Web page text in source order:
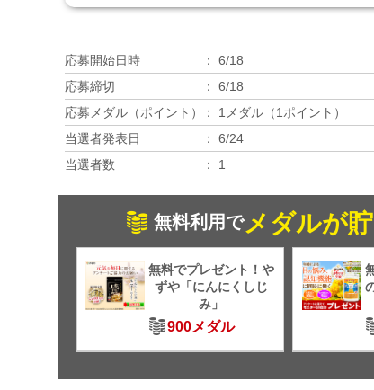
応募開始日時
6/18
応募締切
6/18
応募メダル（ポイント）
1メダル（1ポイント）
当選者発表日
6/24
当選者数
1
無料利用でメダルが貯
無料でプレゼント！や
ずや「にんにくしじ
み」
900メダル